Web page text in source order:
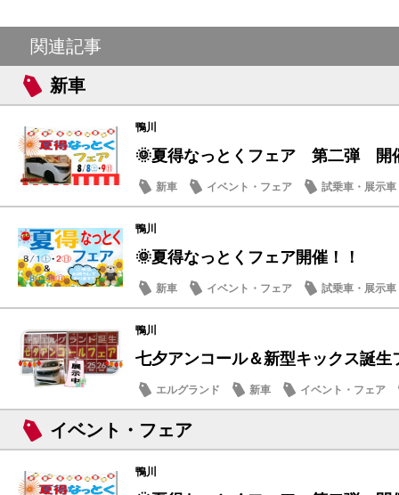
関連記事
新車
鴨川
🌞夏得なっとくフェア 第二弾 開
新車 イベント・フェア
試乗車・展示車
営業日・店休日
鴨川
🌞夏得なっとくフェア開催！！
新車 イベント・フェア 試乗車・展示車
鴨川
七夕アンコール＆新型キックス誕
エルグランド 新車
イベント・フェア
メンテナンス商品
イベント・フェア
鴨川